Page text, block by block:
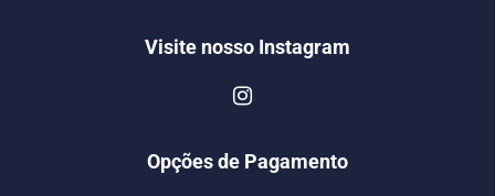
Visite nosso Instagram
Opções de Pagamento